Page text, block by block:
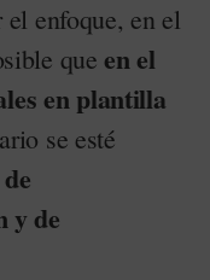
enfoque, en el
queen el
en plantilla
se esté
y de